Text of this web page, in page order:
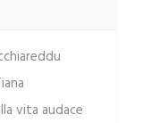
vita audace